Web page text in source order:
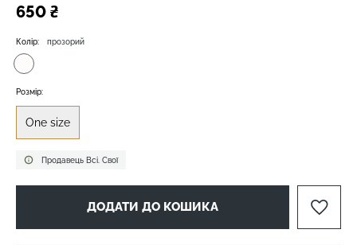
650 ₴
Продавець Всі. Свої
Колір: прозорий
Розмір:
One size
ДОДАТИ ДО КОШИКА